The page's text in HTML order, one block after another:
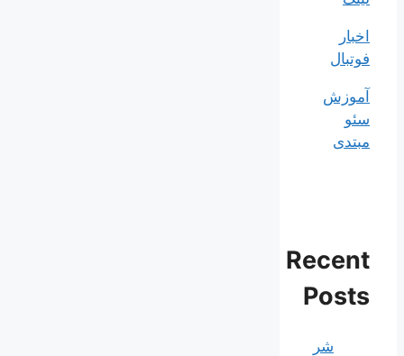
اخبار
فوتبال
آموزش
سئو
مبتدی
Recent
Posts
شر